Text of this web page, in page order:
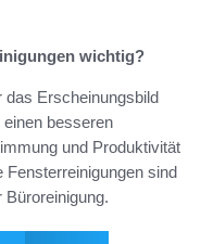
wichtig?
das Erscheinungsbild
besseren
und Produktivität
sind